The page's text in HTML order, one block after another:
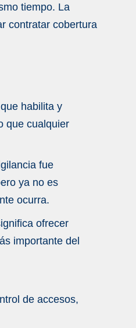
tiempo. La
contratar cobertura
habilita y
que cualquier
fue
ya no es
ocurra.
ofrecer
importante del
de accesos,